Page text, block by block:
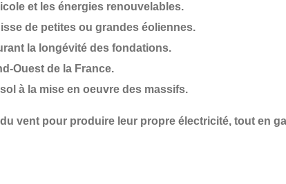
et les énergies renouvelables.
de petites ou grandes éoliennes.
la longévité des fondations.
Ouest de la France.
à la mise en oeuvre des massifs.
vent pour produire leur propre électricité, tout en